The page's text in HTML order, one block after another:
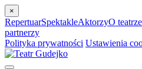
×
RepertuarSpektakleAktorzyO teatrze
partnerzy
Polityka prywatności Ustawienia